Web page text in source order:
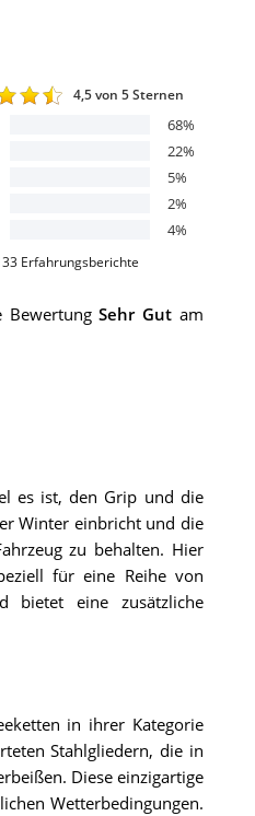
4,5von 5 Sternen
68%
22%
5%
2%
4%
Erfahrungsberichte
BewertungSehr Gut am
es ist, den Grip und die
Winter einbricht und die
zu behalten. Hier
für eine Reihe von
bietet eine zusätzliche
in ihrer Kategorie
Stahlgliedern, die in
Diese einzigartige
Wetterbedingungen.